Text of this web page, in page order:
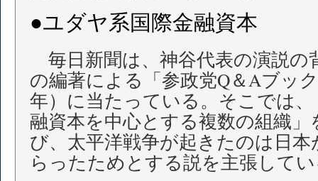
●ユダヤ系国際金融資本
毎日新聞は、神谷代表の演説の
の編著による「参政党Q＆Aブッ
年）に当たっている。そこでは
融資本を中心とする複数の組織
び、太平洋戦争が起きたのは日
らったためとする説を主張して